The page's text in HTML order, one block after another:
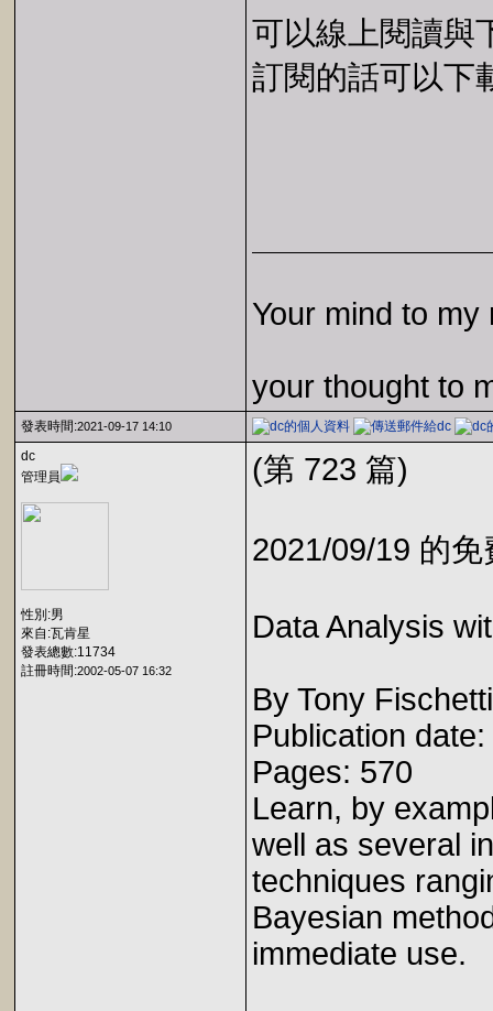
可以線上閱讀與
訂閱的話可以下
Your mind to my
your thought to
發表時間:2021-09-17 14:10
dc
管理員
性別:男
來自:瓦肯星
發表總數:11734
註冊時間:2002-05-07 16:32
(第 723 篇)
2021/09/19 的
Data Analysis
By Tony Fischetti
Publication
Pages: 570
Learn, by
well as several
techniques
Bayesian
immediate use.